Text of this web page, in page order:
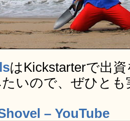
はKickstarterで出
いので、ぜひと
– YouTube